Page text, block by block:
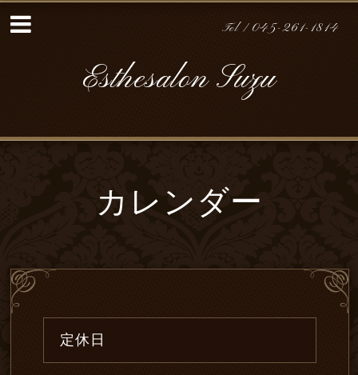
Tel / 045-261-1814
Esthesalon Suzu
カレンダー
定休日